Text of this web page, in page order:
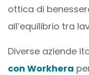
ottica di
all’equilibrio tra
Diverse aziende
con Workhera